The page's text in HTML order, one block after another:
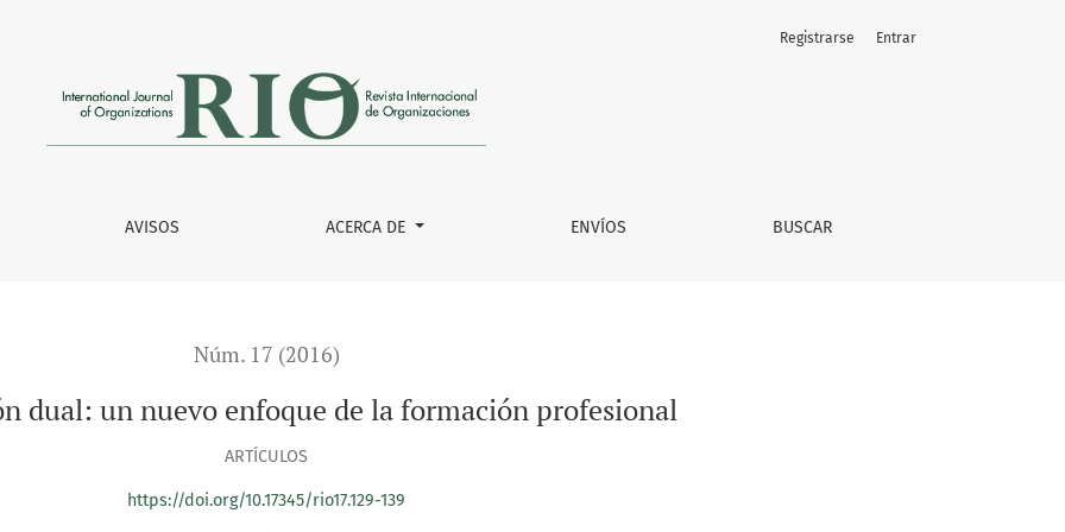
profesional
AVISOS ACERCA DE ENVÍOS BUSCAR
Registrarse Entrar
Núm. 17 (2016)
dual: un nuevo enfoque de la formación profesional
ARTÍCULOS
https://doi.org/10.17345/rio17.129-139